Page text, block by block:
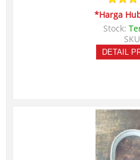
*Harga
Stock:
DETAIL